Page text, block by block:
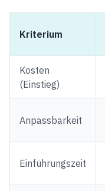
Kriterium
Kosten
(Einstieg)
Anpassbarkeit
Einführungszeit